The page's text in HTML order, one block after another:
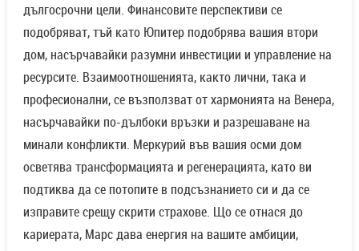
дългосрочни цели. Финансовите перспективи се
подобряват, тъй като Юпитер подобрява вашия втори
дом, насърчавайки разумни инвестиции и управление на
ресурсите. Взаимоотношенията, както лични, така и
професионални, се възползват от хармонията на Венера,
насърчавайки по-дълбоки връзки и разрешаване на
минали конфликти. Меркурий във вашия осми дом
осветява трансформацията и регенерацията, като ви
подтиква да се потопите в подсъзнанието си и да се
изправите срещу скрити страхове. Що се отнася до
кариерата, Марс дава енергия на вашите амбиции,